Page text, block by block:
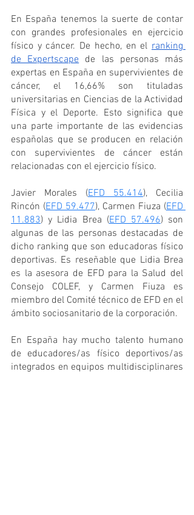
En España tenemos la suerte de contar
con grandes profesionales en ejercicio
físico y cáncer. De hecho, en el ranking
de Expertscape de las personas más
expertas en España en supervivientes de
cáncer, el 16,66% son tituladas
universitarias en Ciencias de la Actividad
Física y el Deporte. Esto significa que
una parte importante de las evidencias
españolas que se producen en relación
con supervivientes de cáncer están
relacionadas con el ejercicio físico.
Javier Morales (EFD 55.414), Cecilia
Rincón (EFD 59.477), Carmen Fiuza (EFD
11.883) y Lidia Brea (EFD 57.496) son
algunas de las personas destacadas de
dicho ranking que son educadoras físico
deportivas. Es reseñable que Lidia Brea
es la asesora de EFD para la Salud del
Consejo COLEF, y Carmen Fiuza es
miembro del Comité técnico de EFD en el
ámbito sociosanitario de la corporación.
En España hay mucho talento humano
de educadores/as físico deportivos/as
integrados en equipos multidisciplinares